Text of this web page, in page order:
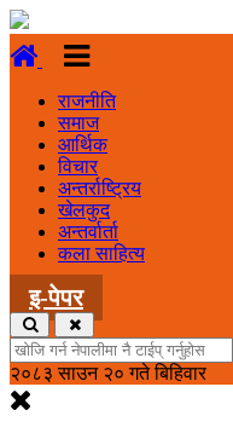
राजनीति
समाज
आर्थिक
विचार
अन्तर्राष्ट्रिय
खेलकुद
अन्तर्वार्ता
कला साहित्य
इ-पेपर
२०८३ साउन २० गते बिहिवार